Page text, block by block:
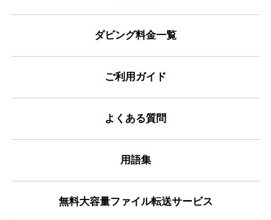
ダビング料金一覧
ご利用ガイド
よくある質問
用語集
無料大容量ファイル転送サービス